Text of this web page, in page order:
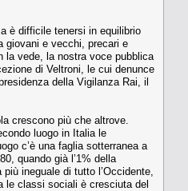
è difficile tenersi in equilibrio
giovani e vecchi, precari e
la vede, la nostra voce pubblica
di Veltroni, le cui denunce
della Vigilanza Rai, il
crescono più che altrove.
luogo in Italia le
c’è una faglia sotterranea a
quando già l’1% della
ineguale di tutto l’Occidente,
le classi sociali è cresciuta del